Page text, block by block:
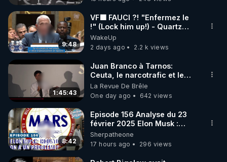
9:48
VF🟩 FAUCI ?! "Enfermez le
!" (Lock him up!) - Quartz
Traduction
WakeUp
2 days ago
2.2 k views
1:45:43
Juan Branco à Tarnos:
Ceuta, le narcotrafic et le
pouvoir en France
La Revue De Brêle
One day ago
642 views
8:42
Episode 156 Analyse du 23
février 2025 Elon Musk :
Houston , on a un problème !
Sherpatheone
17 hours ago
296 views